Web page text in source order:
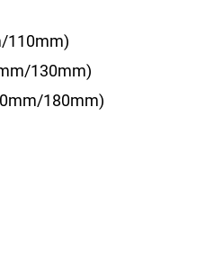
110mm)
130mm)
180mm)